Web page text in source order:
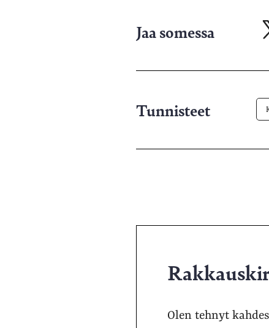
Jaa somessa
Tunnisteet
Olen tehnyt